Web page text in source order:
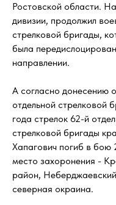
Ростовской области.
дивизии, продолжил
стрелковой бригады,
была
направлении.
А согласно донесению
отдельной стрелковой
года стрелок 62-й
стрелковой бригады
Хапагович погиб в бою
место захоронения -
район,
северная окраина.